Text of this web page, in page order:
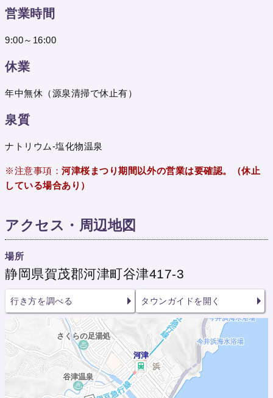
営業時間
9:00～16:00
休業
年中無休（源泉清掃で休止有）
泉質
ナトリウム-塩化物温泉
※注意事項：河津桜まつり期間以外の営業は要確認。（休止
している場合あり）
アクセス・周辺地図
場所
静岡県賀茂郡河津町谷津417-3
行き方を調べる タウンガイドを開く